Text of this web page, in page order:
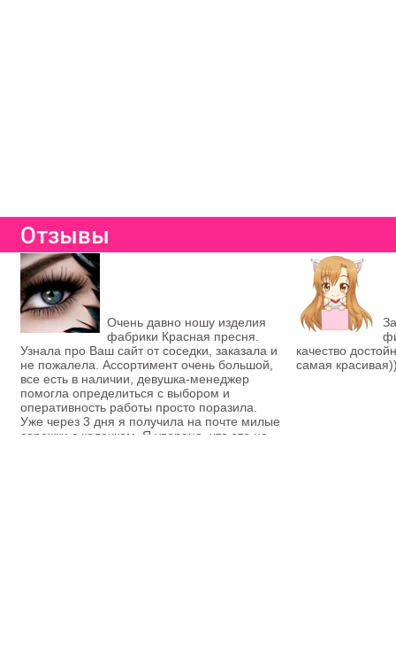
Отзывы
Очень давно ношу изделия
фабрики Красная пресня.
Узнала про Ваш сайт от соседки, заказала и
не пожалела. Ассортимент очень большой,
все есть в наличии, девушка-менеджер
помогла определиться с выбором и
оперативность работы просто поразила.
Уже через 3 дня я получила на почте милые
сережки с колечком. Я уверена, что это не
качество
самая